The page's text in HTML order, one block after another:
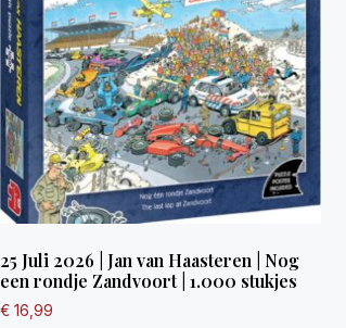
25 Juli 2026 | Jan van Haasteren | Nog
een rondje Zandvoort | 1.000 stukjes
€ 16,99